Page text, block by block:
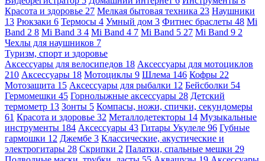
Красота и здоровье 27 Мелкая бытовая техника 23 Наушники
13 Рюкзаки 6 Термосы 4 Умный дом 3 Фитнес браслеты 48 Mi
Band 2 8 Mi Band 3 4 Mi Band 4 7 Mi Band 5 27 Mi Band 9 2
Чехлы для наушников 7
Туризм, спорт и здоровье
Аксессуары для велосипедов 18 Аксессуары для мотоциклов
210 Аксессуары 18 Мотоциклы 9 Шлема 146 Кофры 22
Мотозащита 15 Аксессуары для рыбалки 12 Бейсболки 54
Гермомешки 45 Горнолыжные аксессуары 28 Детский
термометр 13 Зонты 5 Компасы, ножи, спички, секундомеры
61 Красота и здоровье 32 Металлодетекторы 14 Музыкальные
инструменты 184 Аксессуары 43 Гитары Укулеле 96 Губные
гармошки 12 Джембе 3 Классические, акустические и
электрогитары 28 Скрипки 2 Палатки, спальные мешки 29